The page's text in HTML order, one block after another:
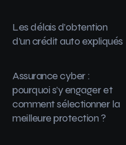
Les délais d’obtention
d’un crédit auto expliqués
Assurance cyber :
pourquoi s’y engager et
comment sélectionner la
meilleure protection ?